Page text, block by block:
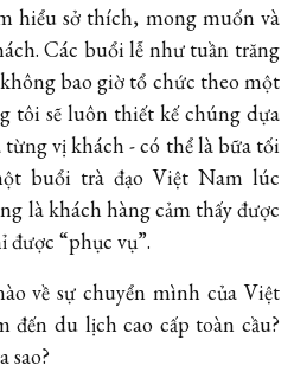
hiểu sở thích, mong muốn và
Các buổi lễ như tuần trăng
bao giờ tổ chức theo một
tôi sẽ luôn thiết kế chúng dựa
vị khách - có thể là bữa tối
buổi trà đạo Việt Nam lúc
là khách hàng cảm thấy được
“phục vụ”.
về sự chuyển mình của Việt
du lịch cao cấp toàn cầu?
sao?